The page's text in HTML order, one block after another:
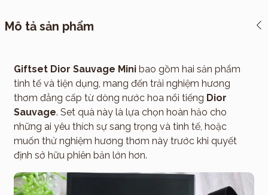
Mô tả sản phẩm
Giftset Dior Sauvage Mini bao gồm hai sản phẩm
tinh tế và tiện dụng, mang đến trải nghiệm hương
thơm đẳng cấp từ dòng nước hoa nổi tiếng Dior
Sauvage. Set quà này là lựa chọn hoàn hảo cho
những ai yêu thích sự sang trọng và tinh tế, hoặc
muốn thử nghiệm hương thơm này trước khi quyết
định sở hữu phiên bản lớn hơn.